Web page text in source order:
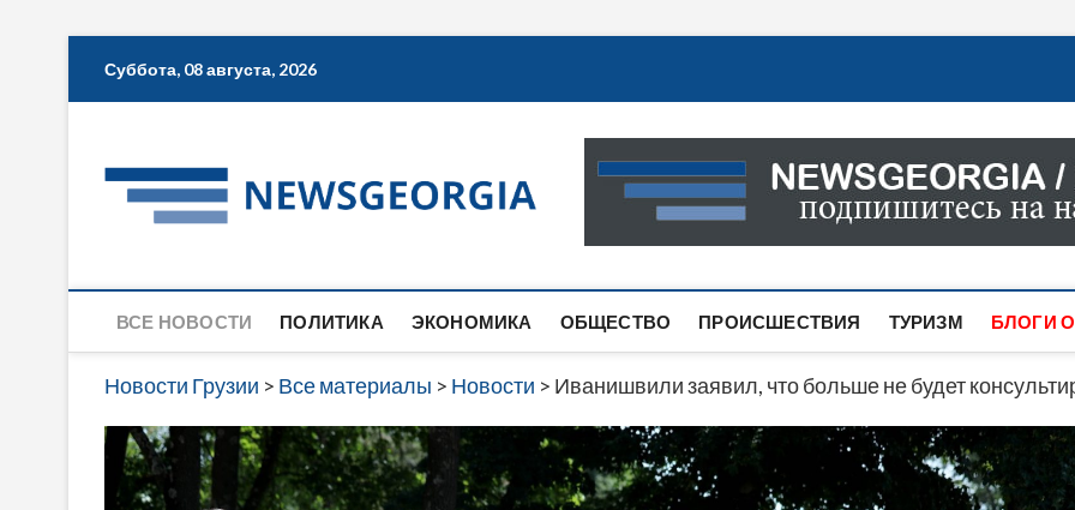
Суббота, 08 августа, 2026
Новости Грузии
САМАЯ АКТУАЛЬНАЯ ИНФОРМАЦИЯ О СОБЫТИЯХ
САЙТЕ ВЫ НАЙДЕТЕ НОВОСТИ ПОЛИТИКИ,
ВСЕ НОВОСТИ ПОЛИТИКА ЭКОНОМИКА ОБЩЕСТВО ПРОИСШЕСТВИЯ ТУРИЗМ БЛОГИ
Новости Грузии > Все материалы > Новости > Иванишвили заявил, что больше не будет